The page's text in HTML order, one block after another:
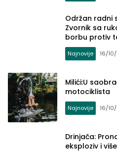
Održan radni
Zvornik sa
borbu protiv
Najnovije 16/
Milići:U
motociklista
Najnovije 16/
Drinjača:
eksploziv i